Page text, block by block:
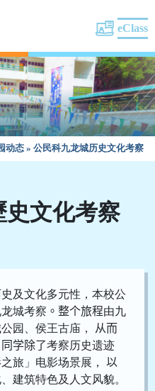
eClass
动态 » 公民科九龙城历史文化考察
文化考察
及文化多元性，本校公
城考察 。整个旅程由九
园、侯王古庙，
从而
同学除了考察历史遗迹
旅」电影场景展，
以
建筑特色及人文风貌。